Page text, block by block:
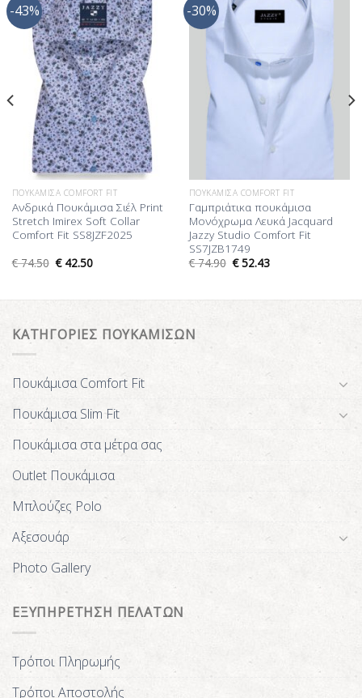
-43%
Προσθήκη
στη Λίστα
Επιθυμίας
ΠΟΥΚΆΜΙΣΑ COMFORT FIT
Ανδρικά Πουκάμισα Σιέλ Print
Stretch Imirex Soft Collar
Comfort Fit SS8JZF2025
€74.50 €42.50
-30%
Προσθήκη
στη Λίστα
ΠΟΥΚΆΜΙΣΑ COMFORT FIT
Γαμπριάτικα πουκάμισα
Μονόχρωμα Λευκά Jacquard
Jazzy Studio Comfort Fit
SS7JZB1749
€74.90 €52.43
ΚΑΤΗΓΟΡΙΕΣ ΠΟΥΚΑΜΙΣΩΝ
Πουκάμισα Comfort Fit
Πουκάμισα Slim Fit
Πουκάμισα στα μέτρα σας
Outlet Πουκάμισα
Μπλούζες Polo
Αξεσουάρ
Photo Gallery
ΕΞΥΠΗΡΕΤΗΣΗ ΠΕΛΑΤΩΝ
Τρόποι Πληρωμής
Τρόποι Αποστολής